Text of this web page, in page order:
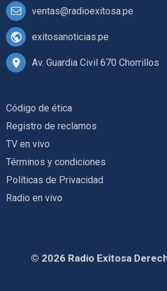
ventas@radioexitosa.pe
exitosanoticias.pe
Av. Guardia Civil 670 Chorrillos
Código de ética
Registro de reclamos
TV en vivo
Términos y condiciones
Políticas de Privacidad
Radio en vivo
© 2026 Radio Exitosa